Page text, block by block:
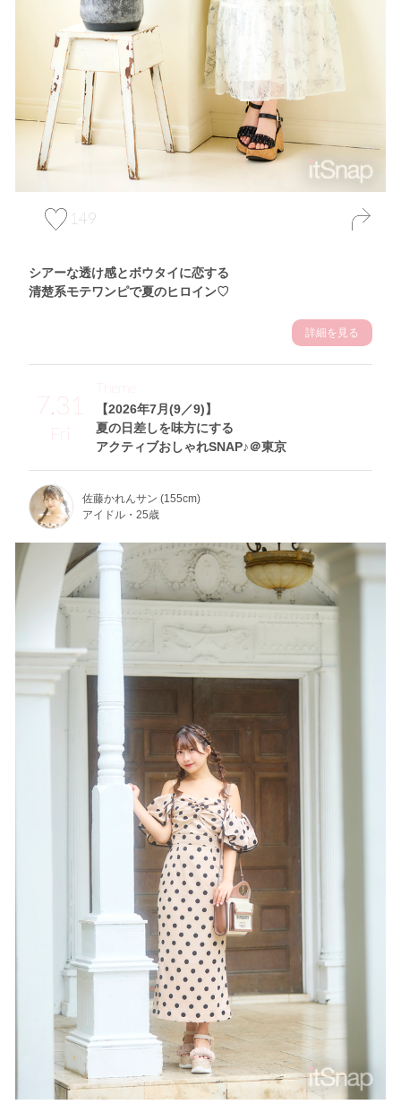
149
シアーな透け感とボウタイに恋する
清楚系モテワンピで夏のヒロイン♡
詳細を見る
7.31
Fri
【2026年7月(9／9)】
夏の日差しを味方にする
アクティブおしゃれSNAP♪＠東京
Theme
佐藤かれんサン (155cm)
アイドル・25歳